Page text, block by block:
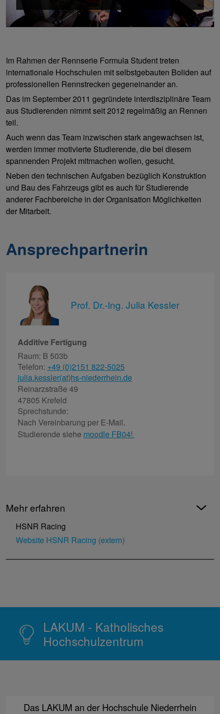
Im Rahmen der Rennserie Formula Student treten
internationale Hochschulen mit selbstgebauten Boliden auf
professionellen Rennstrecken gegeneinander an.
Das im September 2011 gegründete interdisziplinäre Team
aus Studierenden nimmt seit 2012 regelmäßig an Rennen
teil.
Auch wenn das Team inzwischen stark angewachsen ist,
werden immer motivierte Studierende, die bei diesem
spannenden Projekt mitmachen wollen, gesucht.
Neben den technischen Aufgaben bezüglich Konstruktion
und Bau des Fahrzeugs gibt es auch für Studierende
anderer Fachbereiche in der Organisation Möglichkeiten
der Mitarbeit.
Ansprechpartnerin
Prof. Dr.-Ing. Julia Kessler
Additive Fertigung
Raum: B 503b
Telefon: +49 (0)2151 822-5025
julia.kessler(at)hs-niederrhein.de
Reinarzstraße 49
47805 Krefeld
Sprechstunde:
Nach Vereinbarung per E-Mail.
Studierende siehe moodle FB04!
Mehr erfahren
HSNR Racing
Website HSNR Racing (extern)
LAKUM - Katholisches
Hochschulzentrum
Das LAKUM an der Hochschule Niederrhein